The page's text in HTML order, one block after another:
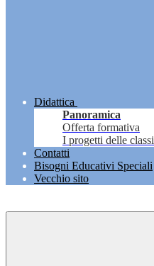
Didattica
Panoramica
Offerta formativa
I progetti delle classi
Contatti
Bisogni Educativi Speciali
Vecchio sito